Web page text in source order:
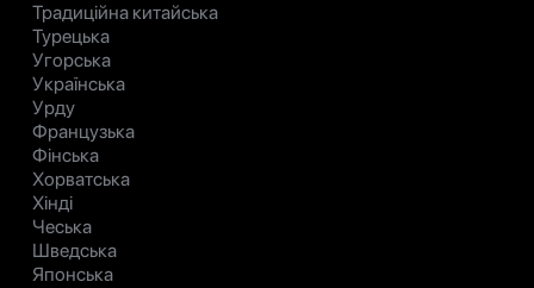
Традиційна китайська
Турецька
Угорська
Українська
Урду
Французька
Фінська
Хорватська
Хінді
Чеська
Шведська
Японська